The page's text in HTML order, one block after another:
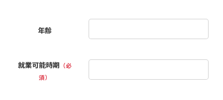
年齢
就業可能時期
（必
須）